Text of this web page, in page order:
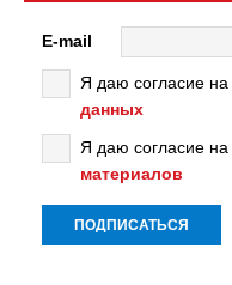
E-mail
Я даю согласие на
данных
Я даю согласие на
материалов